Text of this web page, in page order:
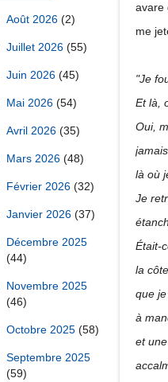
Août 2026 (2)
Juillet 2026 (55)
Juin 2026 (45)
Mai 2026 (54)
Avril 2026 (35)
Mars 2026 (48)
Février 2026 (32)
Janvier 2026 (37)
Décembre 2025
(44)
Novembre 2025
(46)
Octobre 2025 (58)
Septembre 2025
(59)
avare
me
"Je
Et là,
Oui,
là où
Je
Était-
la
que
à
et